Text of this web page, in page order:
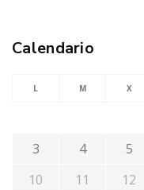
Calendario
L M X
3
4 5
10
11 12